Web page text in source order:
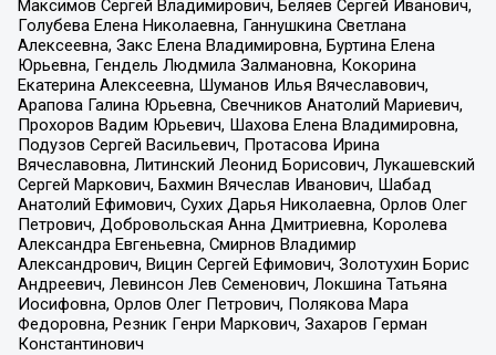
Максимов Сергей Владимирович, Беляев Сергей Иванович,
Голубева Елена Николаевна, Ганнушкина Светлана
Алексеевна, Закс Елена Владимировна, Буртина Елена
Юрьевна, Гендель Людмила Залмановна, Кокорина
Екатерина Алексеевна, Шуманов Илья Вячеславович,
Арапова Галина Юрьевна, Свечников Анатолий Мариевич,
Прохоров Вадим Юрьевич, Шахова Елена Владимировна,
Подузов Сергей Васильевич, Протасова Ирина
Вячеславовна, Литинский Леонид Борисович, Лукашевский
Сергей Маркович, Бахмин Вячеслав Иванович, Шабад
Анатолий Ефимович, Сухих Дарья Николаевна, Орлов Олег
Петрович, Добровольская Анна Дмитриевна, Королева
Александра Евгеньевна, Смирнов Владимир
Александрович, Вицин Сергей Ефимович, Золотухин Борис
Андреевич, Левинсон Лев Семенович, Локшина Татьяна
Иосифовна, Орлов Олег Петрович, Полякова Мара
Федоровна, Резник Генри Маркович, Захаров Герман
Константинович